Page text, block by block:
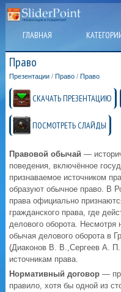
ГЛАВНАЯ
Право
Презентации / Право / Право
СКАЧАТЬ ПРЕЗЕНТАЦИЮ
ПОСМОТРЕТЬ СЛАЙДЫ
Правовой обычай —
поведения, включённое
признаваемое источником
образуют обычное право. В
права официально
гражданского права, где
делового оборота. Несмотря
обычая делового оборота в
(Диаконов В. В.,Сергеев А.
источникам права.
Нормативный договор —
правило, хотя бы одной из